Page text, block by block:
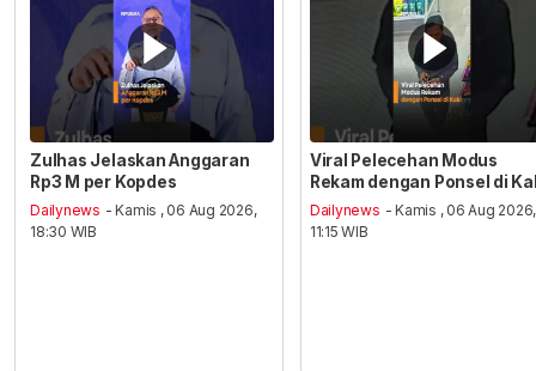
Zulhas Jelaskan Anggaran
Rp3 M per Kopdes
Dailynews - Kamis , 06 Aug 2026,
18:30 WIB
Viral Pelecehan Modus
Rekam dengan Ponsel di
Dailynews - Kamis , 06 Aug 2026,
11:15 WIB